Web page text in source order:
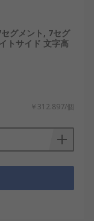
液晶）表
子の配向を
示を行いま
体が発光
という特長
む場所で
。反対に、
表示器が
駅構内表示
の明確さと
れるケー
ションや家
グメント, 7セグ
トサイド 文字高
￥312.897/個